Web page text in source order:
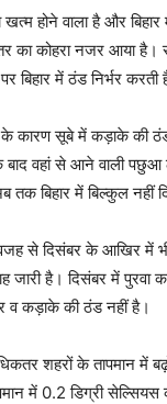
होने वाला है और
का कोहरा नजर आया
बिहार में ठंड निर्भर करती
कारण सूबे में कड़ाके की
बाद वहां से आने वाली
बिहार में बिल्कुल नहीं
वजह से दिसंबर के आखिर में
है। दिसंबर में पुरवा
व कड़ाके की ठंड नहीं है।
शहरों के तापमान में
में 0.2 डिग्री सेल्सियस